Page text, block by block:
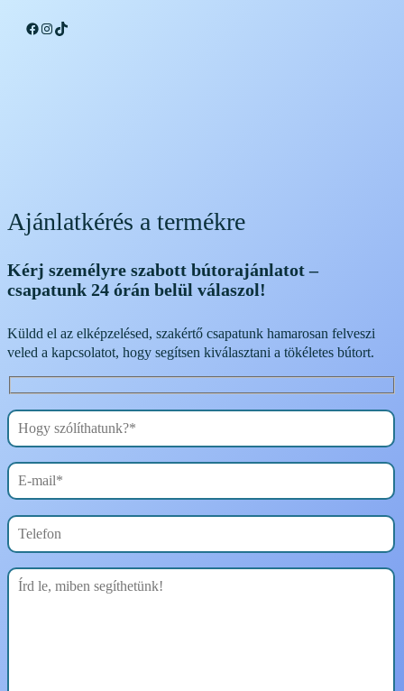
Facebook
Instagram
TikTok
Ajánlatkérés a termékre
Kérj személyre szabott bútorajánlatot –
csapatunk 24 órán belül válaszol!
Küldd el az elképzelésed, szakértő csapatunk hamarosan felveszi
veled a kapcsolatot, hogy segítsen kiválasztani a tökéletes bútort.